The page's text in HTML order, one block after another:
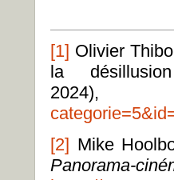
[1] Olivier
la
[2] Mike
Panorama-